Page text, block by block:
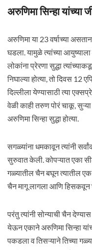
अरुणिमा सिन्हा यांच्या
अरुणिमा या 23 वर्षाच्या
घडला. यामुळे त्यांच्या
लोकांना प्रेरणा सुद्धा
निघाल्या होत्या, तो दिवस
दिल्लीला येण्यासाठी त्या
वेळी काही तरुण पोरं चाकू,
अरुणिमा सिन्हा सुद्धा होत्या.
सगळ्यांना धमकावून त्यांनी
सुरुवात केली. कोपऱ्यात एका
गळ्यातील चैन बघून त्यातील
चैन मागू लागला आणि
परंतु त्यांनी सोन्याची चैन
येऊन एकाने अरुणिमा सिन्हा
पकडला व तिसऱ्याने तिच्या